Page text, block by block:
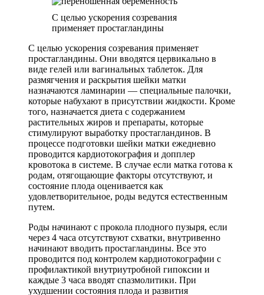
С целью ускорения созревания
применяет простагландины
С целью ускорения созревания применяет
простагландины. Они вводятся цервикально в
виде гелей или вагинальных таблеток. Для
размягчения и раскрытия шейки матки
назначаются ламинарии — специальные палочки,
которые набухают в присутствии жидкости. Кроме
того, назначается диета с содержанием
растительных жиров и препараты, которые
стимулируют выработку простагландинов. В
процессе подготовки шейки матки ежедневно
проводится кардиотокография и допплер
кровотока в системе. В случае если матка готова к
родам, отягощающие факторы отсутствуют, и
состояние плода оценивается как
удовлетворительное, роды ведутся естественным
путем.
Роды начинают с прокола плодного пузыря, если
через 4 часа отсутствуют схватки, внутривенно
начинают вводить простагландины. Все это
проводится под контролем кардиотокографии с
профилактикой внутриутробной гипоксии и
каждые 3 часа вводят спазмолитики. При
ухудшении состояния плода и развития